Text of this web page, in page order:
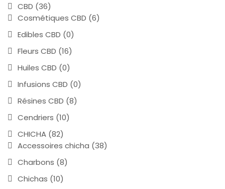
CBD (36)
Cosmétiques CBD (6)
Edibles CBD (0)
Fleurs CBD (16)
Huiles CBD (0)
Infusions CBD (0)
Résines CBD (8)
Cendriers (10)
CHICHA (82)
Accessoires chicha (38)
Charbons (8)
Chichas (10)